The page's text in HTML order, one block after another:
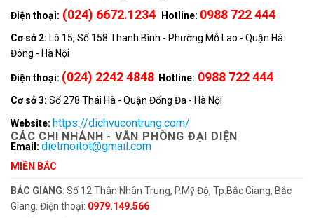
Điện thoại: (024) 6672.1234 Hotline: 0988 722 444
Cơ sở 2: Lô 15, Số 158 Thanh Bình - Phường Mỗ Lao - Quận Hà
Đông - Hà Nội
Điện thoại: (024) 2242 4848 Hotline: 0988 722 444
Cơ sở 3: Số 278 Thái Hà - Quận Đống Đa - Hà Nội
Website: https://dichvucontrung.com/
Email: dietmoitot@gmail.com
CÁC CHI NHÁNH - VĂN PHÒNG ĐẠI DIỆN
MIỀN BẮC
BẮC GIANG: Số 12 Thân Nhân Trung, P.Mỹ Độ, Tp.Bắc Giang, Bắc
Giang. Điện thoại: 0979.149.566